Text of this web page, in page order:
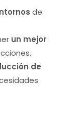
de
un mejor
de